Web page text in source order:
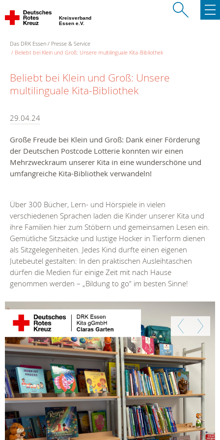
Kreisverband
Essen e.V.
Das DRK Essen
Presse & Service
Beliebt bei Klein und Groß: Unsere multilinguale Kita-Bibliothek
Beliebt bei Klein und Groß: Unsere
multilinguale Kita-Bibliothek
29.04.24
Große Freude bei Klein und Groß: Dank einer Förderung
der Deutschen Postcode Lotterie konnten wir einen
Mehrzweckraum unserer Kita in eine wunderschöne und
umfangreiche Kita-Bibliothek verwandeln!
Über 300 Bücher, Lern- und Hörspiele in vielen
verschiedenen Sprachen laden die Kinder unserer Kita und
ihre Familien hier zum Stöbern und gemeinsamen Lesen ein.
Gemütliche Sitzsäcke und lustige Hocker in Tierform dienen
als Sitzgelegenheiten. Jedes Kind durfte einen eigenen
Jutebeutel gestalten: In den praktischen Ausleihtaschen
dürfen die Medien für einige Zeit mit nach Hause
genommen werden – „Bildung to go“ im besten Sinne!
Zurück Weiter